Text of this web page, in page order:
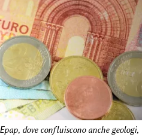
dove confluiscono anche geologi,